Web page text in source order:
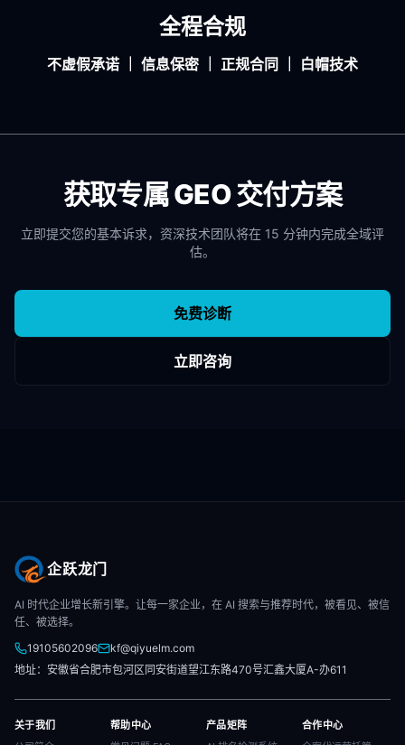
全程合规
不虚假承诺 ｜ 信息保密 ｜ 正规合同 ｜ 白帽技术
获取专属 GEO 交付方案
立即提交您的基本诉求，资深技术团队将在 15 分钟内完成全域评
估。
免费诊断
立即咨询
企跃龙门
AI 时代企业增长新引擎。让每一家企业，在 AI 搜索与推荐时代，被看见、被信
任、被选择。
19105602096
kf@qiyuelm.com
地址：安徽省合肥市包河区同安街道望江东路470号汇鑫大厦A-办611
关于我们
帮助中心
产品矩阵
合作中心